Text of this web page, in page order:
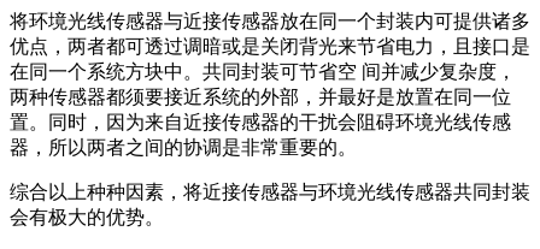
将环境光线传感器与近接传感器放在同一个封装内可提供诸多
优点，两者都可透过调暗或是关闭背光来节省电力，且接口是
在同一个系统方块中。共同封装可节省空 间并减少复杂度，
两种传感器都须要接近系统的外部，并最好是放置在同一位
置。同时，因为来自近接传感器的干扰会阻碍环境光线传感
器，所以两者之间的协调是非常重要的。
综合以上种种因素，将近接传感器与环境光线传感器共同封装
会有极大的优势。